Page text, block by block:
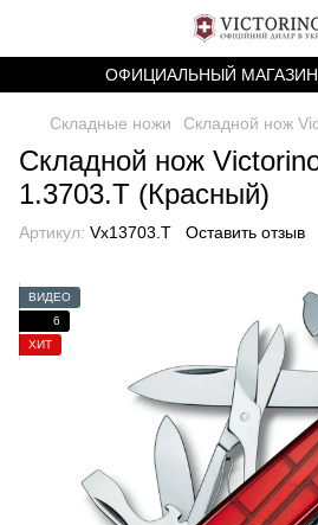
ОФИЦИАЛЬНЫЙ МАГАЗИН
Складные ножи Складной нож
Складной нож
1.3703.T (Красный)
Артикул: Vx13703.T Оставить отзыв
ВИДЕО
6
ХИТ